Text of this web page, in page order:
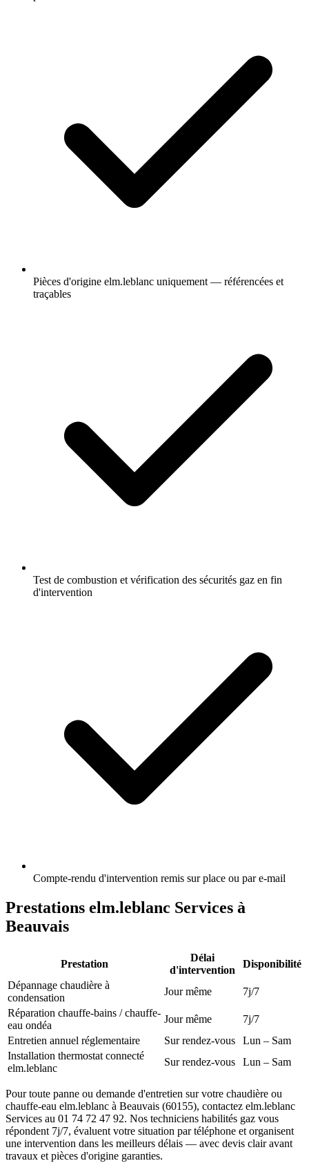
Pièces d'origine elm.leblanc uniquement — référencées et
traçables
Test de combustion et vérification des sécurités gaz en fin
d'intervention
Compte-rendu d'intervention remis sur place ou par e-mail
Prestations elm.leblanc Services à
Beauvais
Prestation
Délai
d'intervention
Disponibilité
Dépannage chaudière à
condensation
Jour même
7j/7
Réparation chauffe-bains / chauffe-
eau ondéa
Jour même
7j/7
Entretien annuel réglementaire
Sur rendez-vous
Lun – Sam
Installation thermostat connecté
elm.leblanc
Sur rendez-vous Lun – Sam
Pour toute panne ou demande d'entretien sur votre chaudière ou
chauffe-eau elm.leblanc à Beauvais (60155), contactez elm.leblanc
Services au 01 74 72 47 92. Nos techniciens habilités gaz vous
répondent 7j/7, évaluent votre situation par téléphone et organisent
une intervention dans les meilleurs délais — avec devis clair avant
travaux et pièces d'origine garanties.